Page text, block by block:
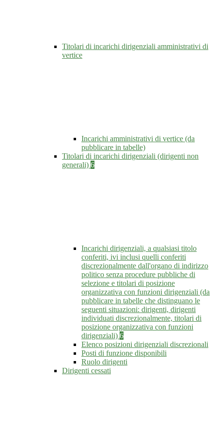
Titolari di incarichi dirigenziali amministrativi di
vertice
Incarichi amministrativi di vertice (da
pubblicare in tabelle)
Titolari di incarichi dirigenziali (dirigenti non
generali) 6
Incarichi dirigenziali, a qualsiasi titolo
conferiti, ivi inclusi quelli conferiti
discrezionalmente dall'organo di indirizzo
politico senza procedure pubbliche di
selezione e titolari di posizione
organizzativa con funzioni dirigenziali (da
pubblicare in tabelle che distinguano le
seguenti situazioni: dirigenti, dirigenti
individuati discrezionalmente, titolari di
posizione organizzativa con funzioni
dirigenziali) 6
Elenco posizioni dirigenziali discrezionali
Posti di funzione disponibili
Ruolo dirigenti
Dirigenti cessati